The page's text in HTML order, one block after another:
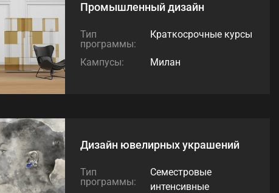
Промышленный дизайн
Тип
программы:
Краткосрочные курсы
Кампусы: Милан
Дизайн ‌ювелирных‌ ‌украшений‌
Тип
программы:
Семестровые
интенсивные